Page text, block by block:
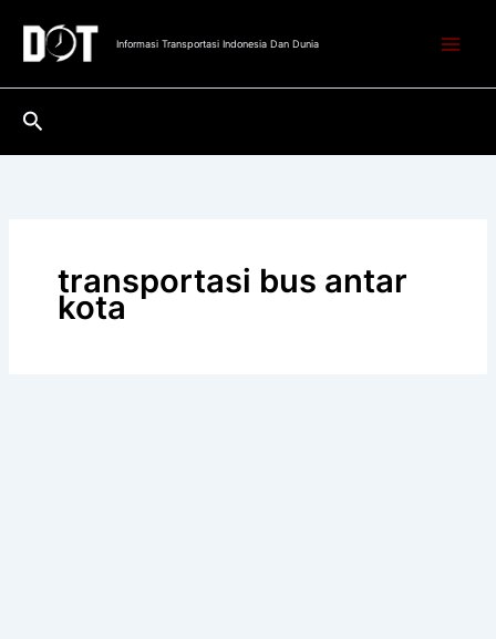
konten
Informasi Transportasi Indonesia Dan Dunia
Cari
transportasi bus antar
kota